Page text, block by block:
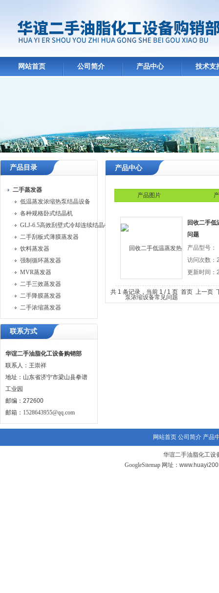
网站首页 公司简介 产品中心 技术支
产品目录
二手蒸发器
低温蒸发浓缩热泵结晶设备
各种规格卧式结晶机
GLJ-6.5高效刮壁式冷却连续结晶机
二手刮板式薄膜蒸发器
饮料蒸发器
强制循环蒸发器
MVR蒸发器
二手三效蒸发器
二手降膜蒸发器
二手浓缩蒸发器
联系方式
华谊二手油脂化工设备购销部
联系人：王崇祥
地址：山东省济宁市梁山县拳谱
工业园
邮编：272600
邮箱： 1528643955@qq.com
产品中心
产品图片
回收二手低
问题
产品型号：
访问次数：
更新时间：
共 1 条记录，当前 1 / 1 页 首页 上一页
网站首页 公司简介 产品
华谊二手油脂化工设
GoogleSitemap 网址：